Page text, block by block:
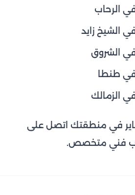
الرحاب
الشيخ زايد
في الشروق
في طنطا
الزمالك
في منطقتك اتصل على
فني متخصص.